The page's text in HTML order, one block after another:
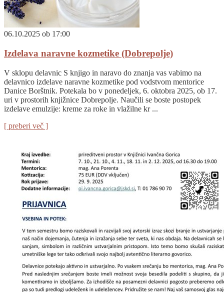
06.10.2025 ob 17:00
Izdelava naravne kozmetike (Dobrepolje)
V sklopu delavnic S knjigo in naravo do znanja vas vabimo na
delavnico izdelave naravne kozmetike pod vodstvom mentorice
Danice Borštnik. Potekala bo v ponedeljek, 6. oktobra 2025, ob 17.
uri v prostorih knjižnice Dobrepolje. Naučili se boste postopek
izdelave emulzije: kreme za roke in vlažilne kr ...
[ preberi več ]